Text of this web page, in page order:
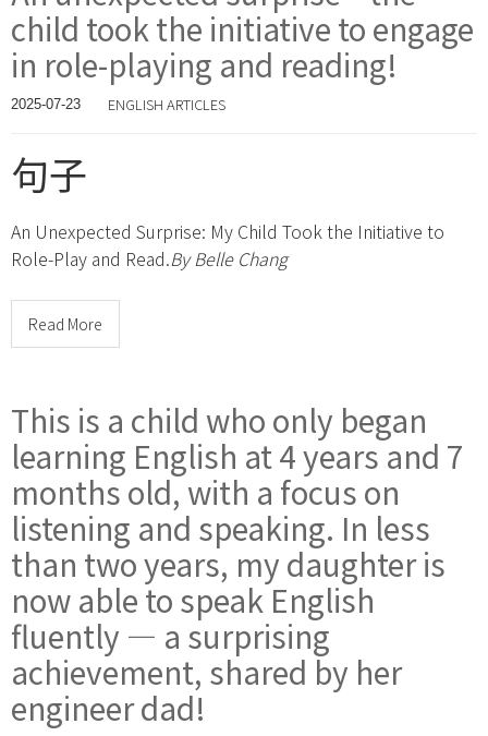
child took the initiative to engage
in role-playing and reading!
2025-07-23 ENGLISH ARTICLES
句子
An Unexpected Surprise: My Child Took the Initiative to
Role-Play and Read.By Belle Chang
Read More
This is a child who only began
learning English at 4 years and 7
months old, with a focus on
listening and speaking. In less
than two years, my daughter is
now able to speak English
fluently — a surprising
achievement, shared by her
engineer dad!